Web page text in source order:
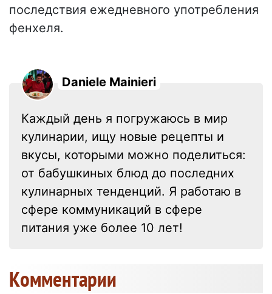
последствия ежедневного употребления
фенхеля.
Daniele Mainieri
Каждый день я погружаюсь в мир
кулинарии, ищу новые рецепты и
вкусы, которыми можно поделиться:
от бабушкиных блюд до последних
кулинарных тенденций. Я работаю в
сфере коммуникаций в сфере
питания уже более 10 лет!
Kомментарии